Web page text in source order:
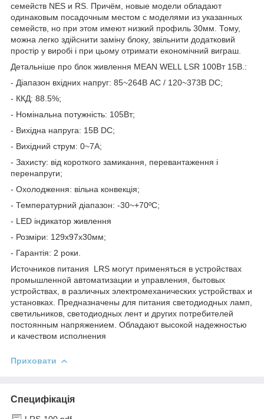
семейств NES и RS. Причём, новые модели обладают
одинаковым посадочным местом с моделями из указанных
семейств, но при этом имеют низкий профиль 30мм. Тому,
можна легко здійснити заміну блоку, звільнити додатковий
простір у виробі і при цьому отримати економічний виграш.
Детальніше про блок живлення MEAN WELL LSR 100Вт 15В.:
- Діапазон вхідних напруг: 85~264В AC / 120~373В DC;
- ККД: 88.5%;
- Номінальна потужність: 105Вт;
- Вихідна напруга: 15В DC;
- Вихідний струм: 0~7А;
- Захисту: від короткого замикання, перевантаження і
перенапруги;
- Охолодження: вільна конвекція;
- Температурний діапазон: -30~+70ºС;
- LED індикатор живлення
- Розміри: 129х97х30мм;
- Гарантія: 2 роки.
Источников питания LRS могут применяться в устройствах
промышленной автоматизации и управления, бытовых
устройствах, в различных электромеханических устройствах и
установках. Предназначены для питания светодиодных ламп,
светильников, светодиодных лент и других потребителей
постоянным напряжением. Обладают высокой надежностью
и качеством исполнения
Приховати
Специфікація